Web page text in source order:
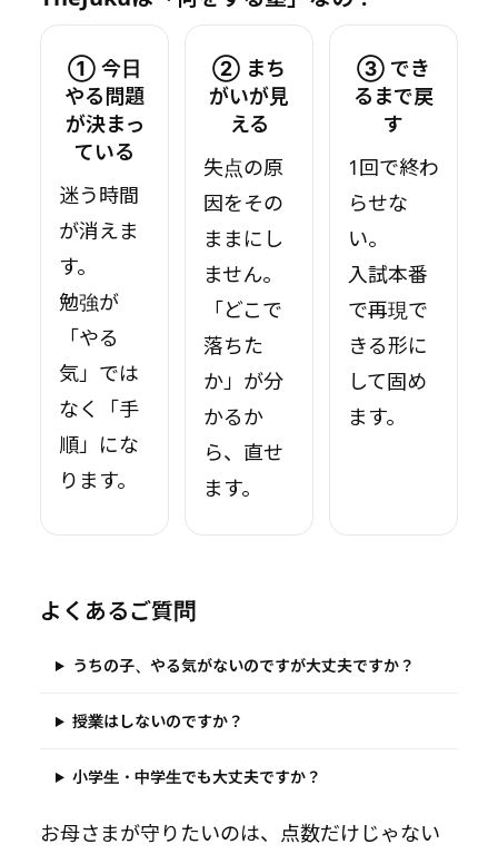
① 今日
やる問題
が決まっ
ている
迷う時間
が消えま
す。
勉強が
「やる
気」では
なく「手
順」にな
ります。
② まち
がいが見
える
失点の原
因をその
ままにし
ません。
「どこで
落ちた
か」が分
かるか
ら、直せ
ます。
③ でき
るまで戻
す
1回で終わ
らせな
い。
入試本番
で再現で
きる形に
して固め
ます。
よくあるご質問
うちの子、やる気がないのですが大丈夫ですか？
授業はしないのですか？
小学生・中学生でも大丈夫ですか？
お母さまが守りたいのは、点数だけじゃない